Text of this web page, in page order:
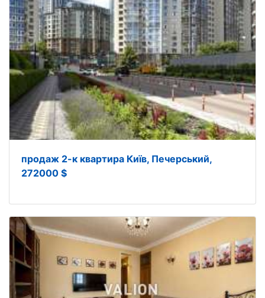
продаж 2-к квартира Київ, Печерський,
272000 $